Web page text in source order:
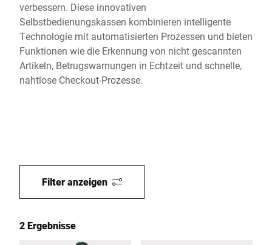
verbessern. Diese innovativen
Selbstbedienungskassen kombinieren intelligente
Technologie mit automatisierten Prozessen und bieten
Funktionen wie die Erkennung von nicht gescannten
Artikeln, Betrugswarnungen in Echtzeit und schnelle,
nahtlose Checkout-Prozesse.
Filter anzeigen
2 Ergebnisse